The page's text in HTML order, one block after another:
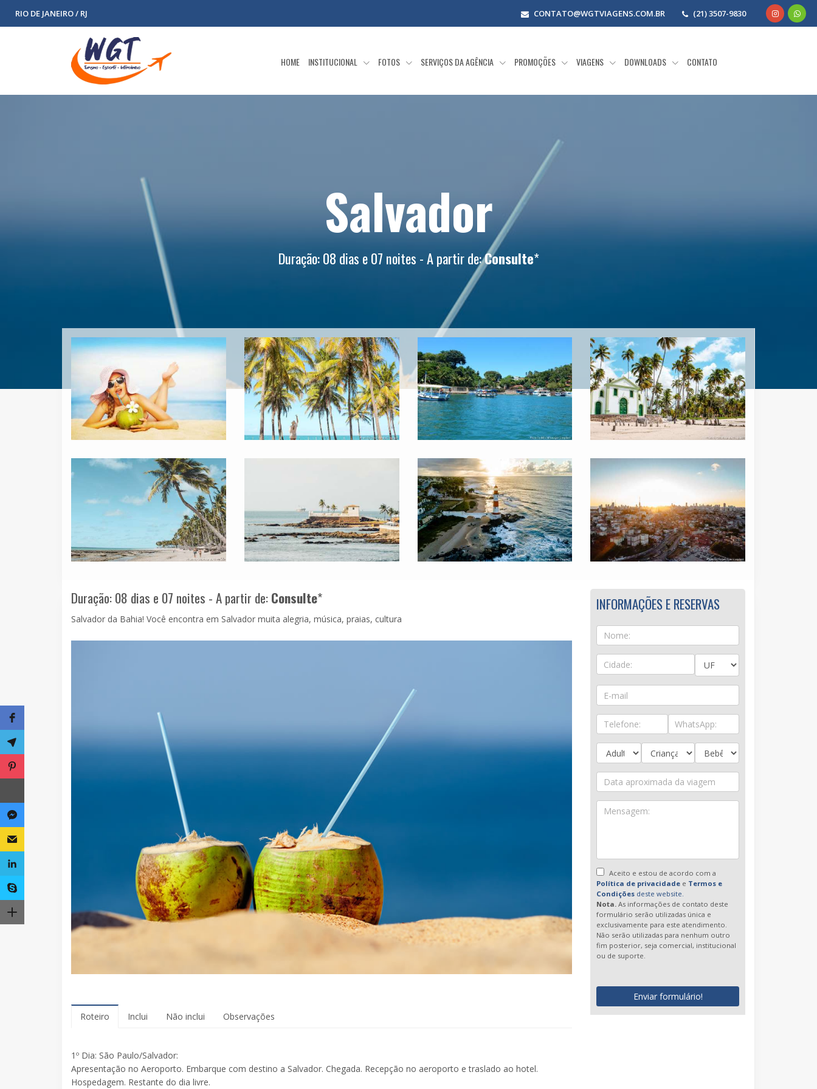
RIO DE JANEIRO / RJ CONTATO@WGTVIAGENS.COM.BR (21) 3507-9830
HOME INSTITUCIONAL FOTOS SERVIÇOS DA AGÊNCIA PROMOÇÕES VIAGENS DOWNLOADS CONTATO
Salvador
Duração: 08 dias e 07 noites - A partir de:Consulte*
Duração: 08 dias e 07 noites - A partir de:Consulte*
Salvador da Bahia! Você encontra em Salvador muita alegria, música, praias, cultura
Roteiro Inclui Não inclui Observações
1º Dia: São Paulo/Salvador:
Apresentação no Aeroporto. Embarque com destino a Salvador. Chegada. Recepção no aeroporto e traslado ao hotel.
Hospedagem. Restante do dia livre.
INFORMAÇÕES E RESERVAS
Aceito e estou de acordo com a
Política de privacidade e Termos e
Condições deste website.
Nota. As informações de contato deste
formulário serão utilizadas única e
exclusivamente para este atendimento.
Não serão utilizadas para nenhum outro
fim posterior, seja comercial, institucional
ou de suporte.
Enviar formulário!